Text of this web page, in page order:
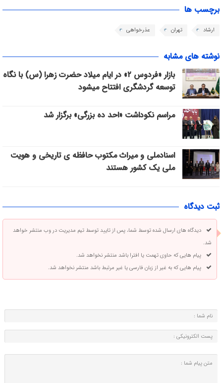
برچسب ها
ارشاد تهران عذرخواهی
نوشته های مشابه
بازار «فردوس ۲» در ایام میلاد حضرت زهرا (س) با نگاه
توسعه گردشگری افتتاح میشود
مراسم نکوداشت «احد ده بزرگی» برگزار شد
اسنادملی و میراث مکتوب حافظه ی تاریخی و هویت
ملی یک کشور هستند
ثبت دیدگاه
دیدگاه های ارسال شده توسط شما، پس از تایید توسط تیم مدیریت در وب منتشر خواهد
شد.
پیام هایی که حاوی تهمت یا افترا باشد منتشر نخواهد شد.
پیام هایی که به غیر از زبان فارسی یا غیر مرتبط باشد منتشر نخواهد شد.